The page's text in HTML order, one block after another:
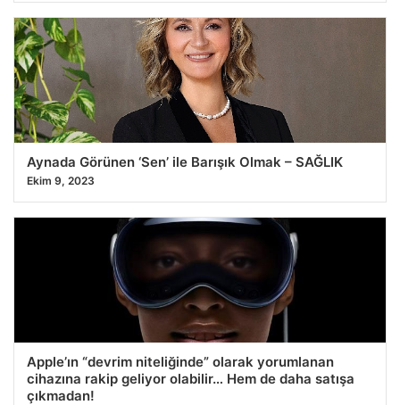
Aynada Görünen ‘Sen’ ile Barışık Olmak – SAĞLIK
Ekim 9, 2023
Apple’ın “devrim niteliğinde” olarak yorumlanan
cihazına rakip geliyor olabilir… Hem de daha satışa
çıkmadan!